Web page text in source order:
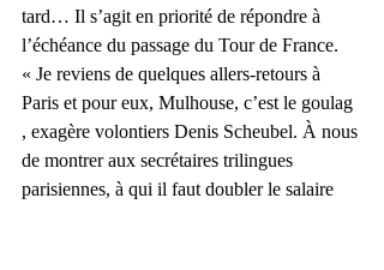
tard… Il s’agit en priorité de répondre à
l’échéance du passage du Tour de France.
« Je reviens de quelques allers-retours à
Paris et pour eux, Mulhouse, c’est le goulag
, exagère volontiers Denis Scheubel. À nous
de montrer aux secrétaires trilingues
parisiennes, à qui il faut doubler le salaire